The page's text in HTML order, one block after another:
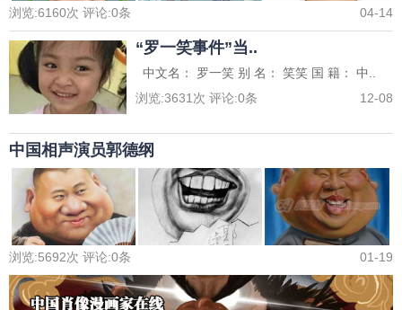
浏览:6160次 评论:0条 04-14
“罗一笑事件”当..
中文名： 罗一笑 别 名： 笑笑 国 籍： 中..
浏览:3631 次 评论:0条 12-08
中国相声演员郭德纲
浏览:5692次 评论:0条 01-19